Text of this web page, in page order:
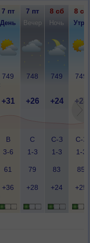
7 пт 7 пт 8 сб 8 сб
День Вечер Ночь Утро
749 748 749 749
+31 +26 +24 +24
В
3-6
С
1-3
С-З
1-3
С-З
1-3
61 79 83 85
+36 +28 +24 +25